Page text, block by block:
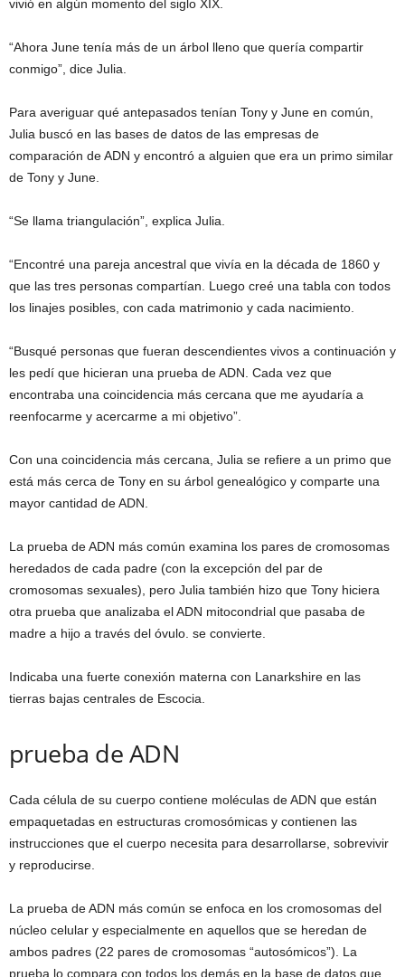
vivió en algún momento del siglo XIX.
“Ahora June tenía más de un árbol lleno que quería compartir
conmigo”, dice Julia.
Para averiguar qué antepasados ​​tenían Tony y June en común,
Julia buscó en las bases de datos de las empresas de
comparación de ADN y encontró a alguien que era un primo similar
de Tony y June.
“Se llama triangulación”, explica Julia.
“Encontré una pareja ancestral que vivía en la década de 1860 y
que las tres personas compartían. Luego creé una tabla con todos
los linajes posibles, con cada matrimonio y cada nacimiento.
“Busqué personas que fueran descendientes vivos a continuación y
les pedí que hicieran una prueba de ADN. Cada vez que
encontraba una coincidencia más cercana que me ayudaría a
reenfocarme y acercarme a mi objetivo”.
Con una coincidencia más cercana, Julia se refiere a un primo que
está más cerca de Tony en su árbol genealógico y comparte una
mayor cantidad de ADN.
La prueba de ADN más común examina los pares de cromosomas
heredados de cada padre (con la excepción del par de
cromosomas sexuales), pero Julia también hizo que Tony hiciera
otra prueba que analizaba el ADN mitocondrial que pasaba de
madre a hijo a través del óvulo. se convierte.
Indicaba una fuerte conexión materna con Lanarkshire en las
tierras bajas centrales de Escocia.
prueba de ADN
Cada célula de su cuerpo contiene moléculas de ADN que están
empaquetadas en estructuras cromosómicas y contienen las
instrucciones que el cuerpo necesita para desarrollarse, sobrevivir
y reproducirse.
La prueba de ADN más común se enfoca en los cromosomas del
núcleo celular y especialmente en aquellos que se heredan de
ambos padres (22 pares de cromosomas “autosómicos”). La
prueba lo compara con todos los demás en la base de datos que